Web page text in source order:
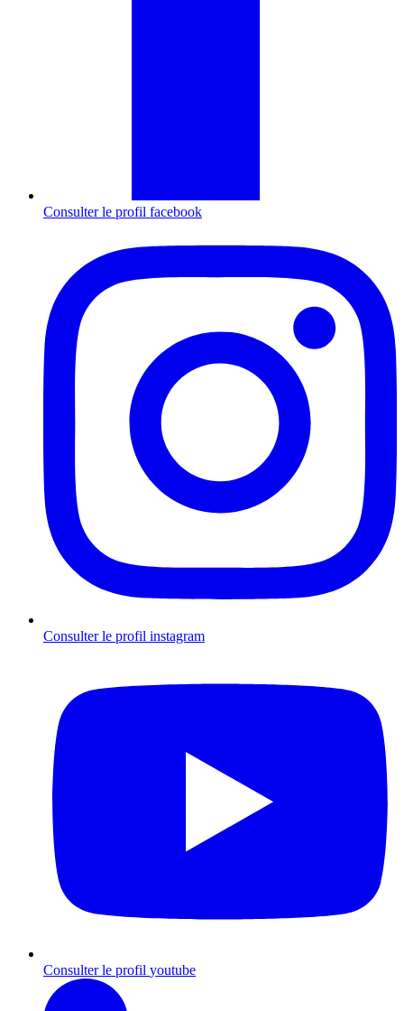
Consulter le profil facebook
Consulter le profil instagram
Consulter le profil youtube